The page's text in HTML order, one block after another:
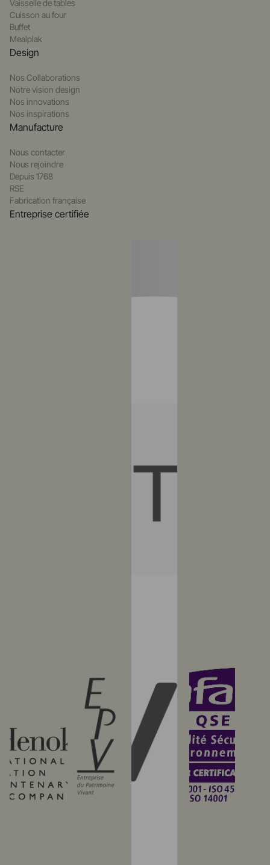
Vaisselle de tables
Cuisson au four
Buffet
Mealplak
Design
Nos Collaborations
Notre vision design
Nos innovations
Nos inspirations
Manufacture
Nous contacter
Nous rejoindre
Depuis 1768
RSE
Fabrication française
Entreprise certifiée